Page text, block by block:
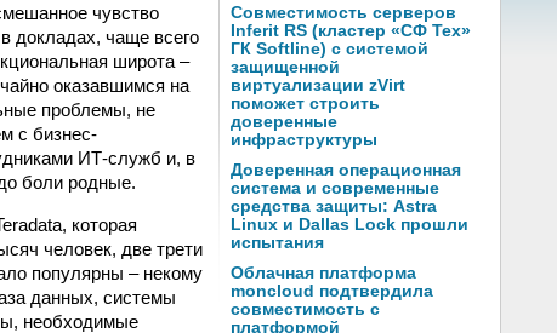
чувство
докладах, чаще всего
широта –
оказавшимся на
проблемы, не
с бизнес-
ИТ-служб и, в
боли родные.
которая
человек, две трети
популярны – некому
данных, системы
необходимые
Совместимость серверов
Inferit RS (кластер «СФ Тех»
ГК Softline) с системой
защищенной
виртуализации zVirt
поможет строить
доверенные
инфраструктуры
Доверенная операционная
система и современные
средства защиты: Astra
Linux и Dallas Lock прошли
испытания
Облачная платформа
moncloud подтвердила
совместимость с
платформой